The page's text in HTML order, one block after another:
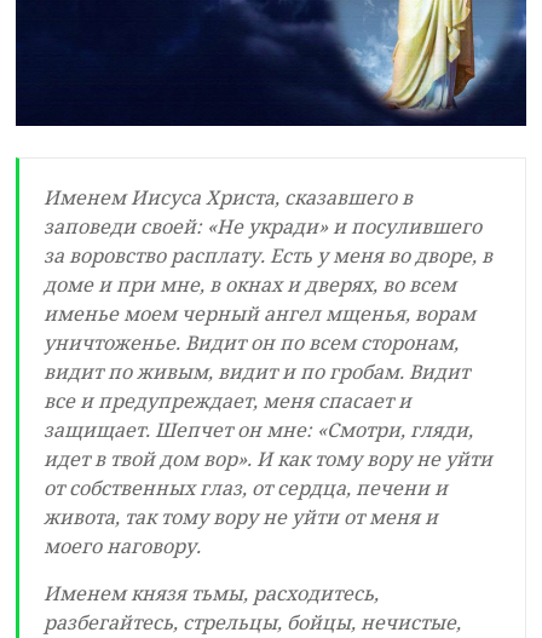
Именем Иисуса Христа, сказавшего в
заповеди своей: «Не укради» и посулившего
за воровство расплату. Есть у меня во дворе, в
доме и при мне, в окнах и дверях, во всем
именье моем черный ангел мщенья, ворам
уничтоженье. Видит он по всем сторонам,
видит по живым, видит и по гробам. Видит
все и предупреждает, меня спасает и
защищает. Шепчет он мне: «Смотри, гляди,
идет в твой дом вор». И как тому вору не уйти
от собственных глаз, от сердца, печени и
живота, так тому вору не уйти от меня и
моего наговору.
Именем князя тьмы, расходитесь,
разбегайтесь, стрельцы, бойцы, нечистые,